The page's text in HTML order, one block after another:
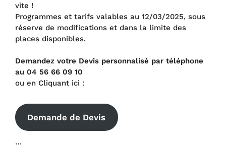
vite !
Programmes et tarifs valables au 12/03/2025, sous
réserve de modifications et dans la limite des
places disponibles.
Demandez votre Devis personnalisé par téléphone
au 04 56 66 09 10
ou en Cliquant ici :
Demande de Devis
…